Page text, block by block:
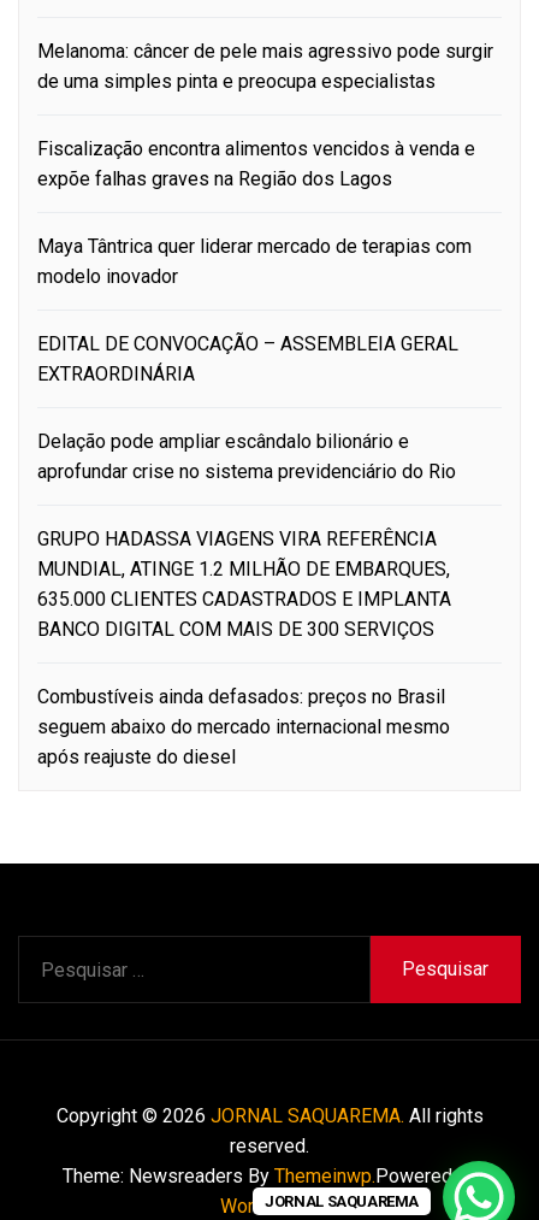
Melanoma: câncer de pele mais agressivo pode surgir
de uma simples pinta e preocupa especialistas
Fiscalização encontra alimentos vencidos à venda e
expõe falhas graves na Região dos Lagos
Maya Tântrica quer liderar mercado de terapias com
modelo inovador
EDITAL DE CONVOCAÇÃO – ASSEMBLEIA GERAL
EXTRAORDINÁRIA
Delação pode ampliar escândalo bilionário e
aprofundar crise no sistema previdenciário do Rio
GRUPO HADASSA VIAGENS VIRA REFERÊNCIA
MUNDIAL, ATINGE 1.2 MILHÃO DE EMBARQUES,
635.000 CLIENTES CADASTRADOS E IMPLANTA
BANCO DIGITAL COM MAIS DE 300 SERVIÇOS
Combustíveis ainda defasados: preços no Brasil
seguem abaixo do mercado internacional mesmo
após reajuste do diesel
por:
Copyright © 2026 JORNAL SAQUAREMA. All rights
reserved.
Theme: Newsreaders By Themeinwp.Powered by
WordPress.
JORNAL SAQUAREMA